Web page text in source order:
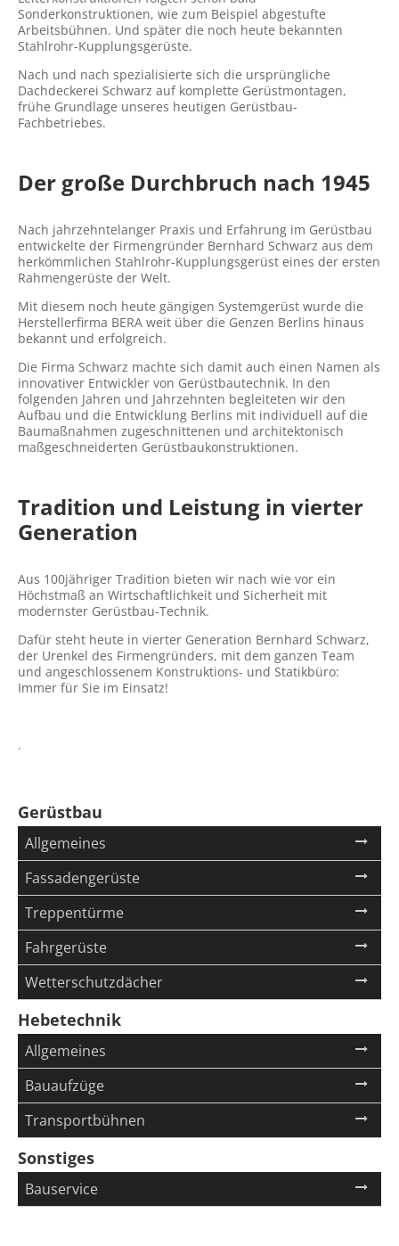
Sonderkonstruktionen, wie zum Beispiel abgestufte
Arbeitsbühnen. Und später die noch heute bekannten
Stahlrohr-Kupplungsgerüste.
Nach und nach spezialisierte sich die ursprüngliche
Dachdeckerei Schwarz auf komplette Gerüstmontagen,
frühe Grundlage unseres heutigen Gerüstbau-
Fachbetriebes.
Der große Durchbruch nach 1945
Nach jahrzehntelanger Praxis und Erfahrung im Gerüstbau
entwickelte der Firmengründer Bernhard Schwarz aus dem
herkömmlichen Stahlrohr-Kupplungsgerüst eines der ersten
Rahmengerüste der Welt.
Mit diesem noch heute gängigen Systemgerüst wurde die
Herstellerfirma BERA weit über die Genzen Berlins hinaus
bekannt und erfolgreich.
Die Firma Schwarz machte sich damit auch einen Namen als
innovativer Entwickler von Gerüstbautechnik. In den
folgenden Jahren und Jahrzehnten begleiteten wir den
Aufbau und die Entwicklung Berlins mit individuell auf die
Baumaßnahmen zugeschnittenen und architektonisch
maßgeschneiderten Gerüstbaukonstruktionen.
Tradition und Leistung in vierter
Generation
Aus 100jähriger Tradition bieten wir nach wie vor ein
Höchstmaß an Wirtschaftlichkeit und Sicherheit mit
modernster Gerüstbau-Technik.
Dafür steht heute in vierter Generation Bernhard Schwarz,
der Urenkel des Firmengründers, mit dem ganzen Team
und angeschlossenem Konstruktions- und Statikbüro:
Immer für Sie im Einsatz!
.
Gerüstbau
Navigation
überspringen
Allgemeines
Fassadengerüste
Treppentürme
Fahrgerüste
Wetterschutzdächer
Hebetechnik
Navigation
überspringen
Allgemeines
Bauaufzüge
Transportbühnen
Sonstiges
Navigation
überspringen
Bauservice